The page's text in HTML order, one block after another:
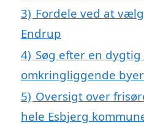
3) Fordele ved at
Endrup
4) Søg efter en
omkringliggende
5) Oversigt over
hele Esbjerg